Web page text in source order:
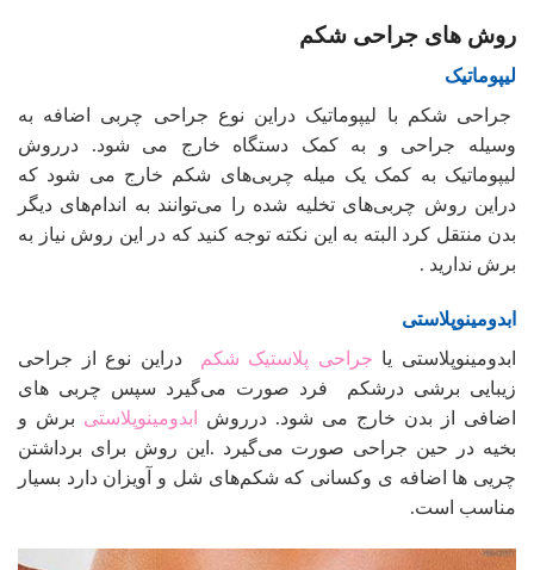
روش های جراحی شکم
لیپوماتیک
جراحی شکم با لیپوماتیک دراین نوع جراحی چربی اضافه به
وسیله جراحی و به کمک دستگاه خارج می شود. درروش
لیپوماتیک به کمک یک میله چربی‌های شکم خارج می‌ شود که
دراین روش چربی‌های تخلیه شده را می‌توانند به اندام‌های دیگر
بدن منتقل کرد البته به این نکته توجه کنید که در این روش نیاز به
برش ندارید .
ابدومینوپلاستی
ابدومینوپلاستی یا جراحی پلاستیک شکم
دراین نوع از جراحی
زیبایی برشی درشکم فرد صورت می‌گیرد سپس چربی های
اضافی از بدن خارج می شود. درروش
ابدومینوپلاستی برش و
بخیه در حین جراحی صورت می‌گیرد .این روش برای برداشتن
چریی ها اضافه‌ ی وکسانی که شکم‌های شل و آویزان دارد بسیار
مناسب است.